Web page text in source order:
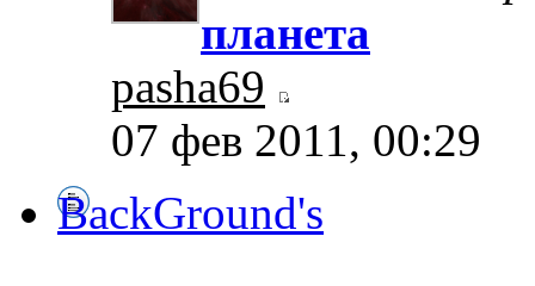
планета
pasha69
07 фев 2011, 00:29
BackGround's